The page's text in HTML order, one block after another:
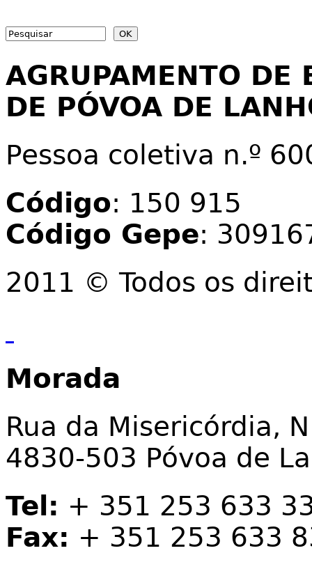
Search form
AGRUPAMENTO DE
DE PÓVOA DE
Pessoa coletiva n.º
Código: 150 915
Código Gepe:
2011 © Todos os
Morada
Rua da Misericórdia,
4830-503 Póvoa de
Tel: + 351 253 633
Fax: + 351 253 633